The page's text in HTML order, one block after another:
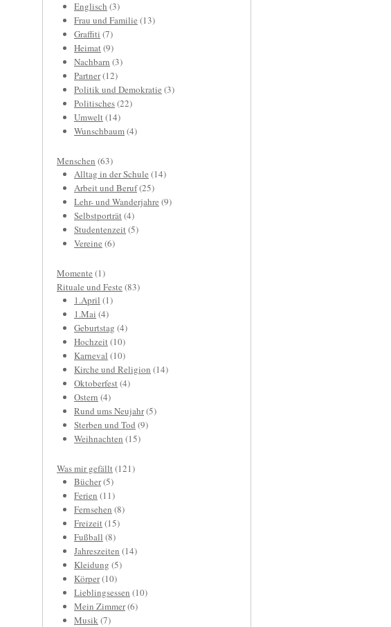
Englisch (3)
Frau und Familie (13)
Graffiti (7)
Heimat(9)
Nachbarn (3)
Partner(12)
Politik und Demokratie (3)
Politisches(22)
Umwelt(14)
Wunschbaum(4)
Menschen (63)
Alltag in der Schule (14)
Arbeit und Beruf(25)
Lehr- und Wanderjahre (9)
Selbstporträt(4)
Studentenzeit(5)
Vereine (6)
Momente (1)
Rituale und Feste (83)
1.April (1)
1.Mai (4)
Geburtstag (4)
Hochzeit(10)
Karneval (10)
Kirche und Religion (14)
Oktoberfest(4)
Ostern (4)
Rund ums Neujahr(5)
Sterben und Tod (9)
Weihnachten (15)
Was mir gefällt(121)
Bücher(5)
Ferien (11)
Fernsehen (8)
Freizeit(15)
Fußball (8)
Jahreszeiten (14)
Kleidung (5)
Körper(10)
Lieblingsessen (10)
Mein Zimmer(6)
Musik(7)